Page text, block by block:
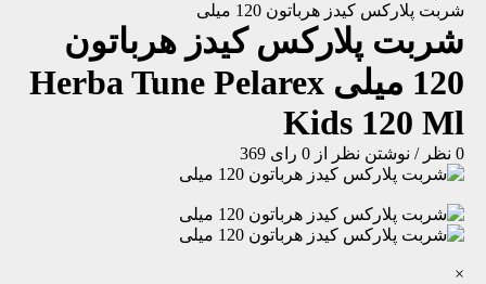
شربت پلارکس کیدز هرباتون 120 میلی
شربت پلارکس کیدز هرباتون
120 میلی
Herba Tune Pelarex
Kids 120 Ml
0 نظر / نوشتن نظر از 0 رای 369
×